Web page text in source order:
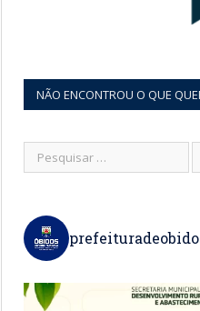
NÃO ENCONTROU O QUE